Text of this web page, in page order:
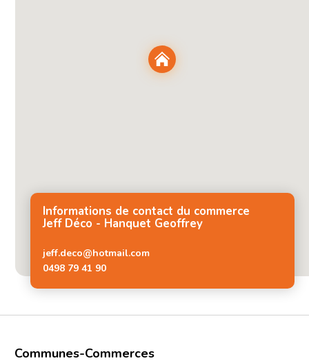
Informations de contact du commerce
Jeff Déco - Hanquet Geoffrey
jeff.deco@hotmail.com
0498 79 41 90
Communes-Commerces